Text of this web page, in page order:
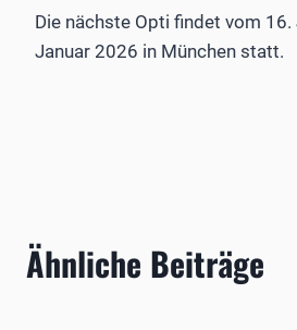
Die nächste Opti findet vom
Januar 2026 in München statt.
Ähnliche Beiträge